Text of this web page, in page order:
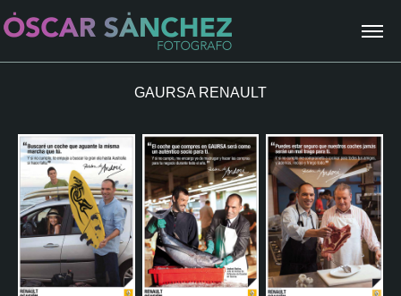
GAURSA RENAULT